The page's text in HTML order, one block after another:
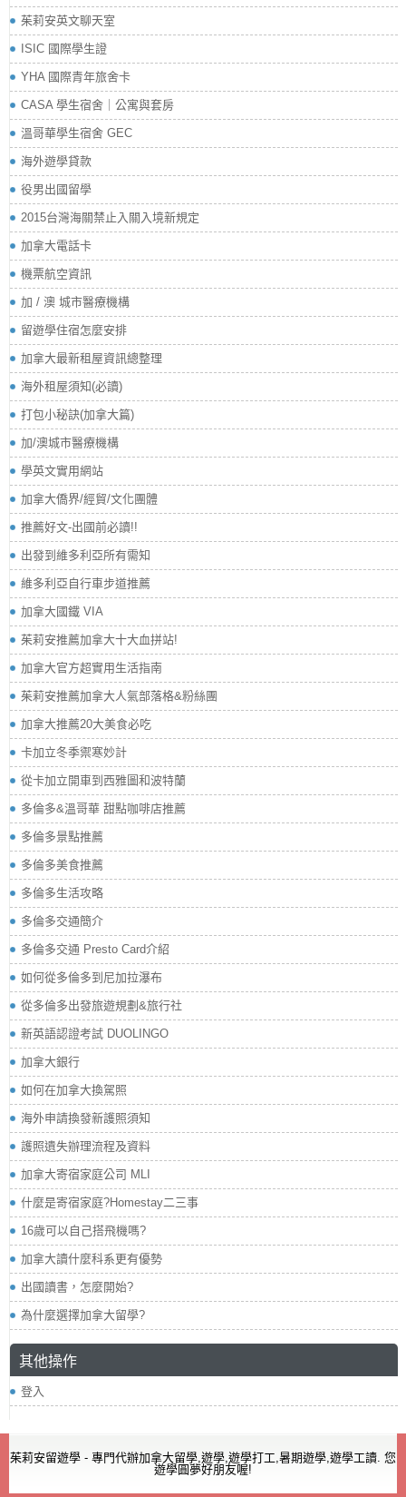
茱莉安英文聊天室
ISIC 國際學生證
YHA 國際青年旅舍卡
CASA 學生宿舍｜公寓與套房
溫哥華學生宿舍 GEC
海外遊學貸款
役男出國留學
2015台灣海關禁止入關入境新規定
加拿大電話卡
機票航空資訊
加 / 澳 城市醫療機構
留遊學住宿怎麼安排
加拿大最新租屋資訊總整理
海外租屋須知(必讀)
打包小秘訣(加拿大篇)
加/澳城市醫療機構
學英文實用網站
加拿大僑界/經貿/文化團體
推薦好文-出國前必讀!!
出發到維多利亞所有需知
維多利亞自行車步道推薦
加拿大國鐵 VIA
茱莉安推薦加拿大十大血拼站!
加拿大官方超實用生活指南
茱莉安推薦加拿大人氣部落格&粉絲團
加拿大推薦20大美食必吃
卡加立冬季禦寒妙計
從卡加立開車到西雅圖和波特蘭
多倫多&溫哥華 甜點咖啡店推薦
多倫多景點推薦
多倫多美食推薦
多倫多生活攻略
多倫多交通簡介
多倫多交通 Presto Card介紹
如何從多倫多到尼加拉瀑布
從多倫多出發旅遊規劃&旅行社
新英語認證考試 DUOLINGO
加拿大銀行
如何在加拿大換駕照
海外申請換發新護照須知
護照遺失辦理流程及資料
加拿大寄宿家庭公司 MLI
什麼是寄宿家庭?Homestay二三事
16歲可以自己搭飛機嗎?
加拿大讀什麼科系更有優勢
出國讀書，怎麼開始?
為什麼選擇加拿大留學?
其他操作
登入
茱莉安留遊學 - 專門代辦加拿大留學,遊學,遊學打工,暑期遊學,遊學工讀. 您
遊學圓夢好朋友喔!